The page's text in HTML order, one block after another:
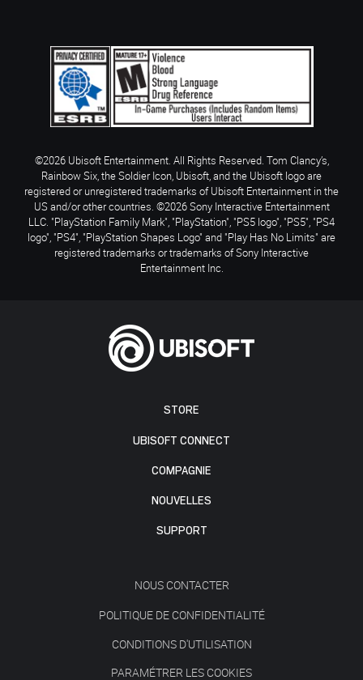
STORE
UBISOFT CONNECT
COMPAGNIE
NOUVELLES
SUPPORT
NOUS CONTACTER
POLITIQUE DE CONFIDENTIALITÉ
CONDITIONS D'UTILISATION
PARAMÉTRER LES COOKIES
©2026 Ubisoft Entertainment. All Rights Reserved. Tom Clancy’s,
Rainbow Six, the Soldier Icon, Ubisoft, and the Ubisoft logo are
registered or unregistered trademarks of Ubisoft Entertainment in the
US and/or other countries. ©2026 Sony Interactive Entertainment
LLC. "PlayStation Family Mark", "PlayStation", "PS5 logo", "PS5", "PS4
logo", "PS4", "PlayStation Shapes Logo" and "Play Has No Limits" are
registered trademarks or trademarks of Sony Interactive
Entertainment Inc.